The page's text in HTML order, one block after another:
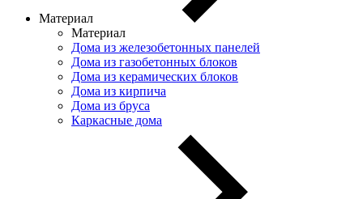
Материал
Материал
Дома из железобетонных панелей
Дома из газобетонных блоков
Дома из керамических блоков
Дома из кирпича
Дома из бруса
Каркасные дома